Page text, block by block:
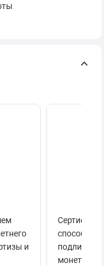
и
способов
монеты.